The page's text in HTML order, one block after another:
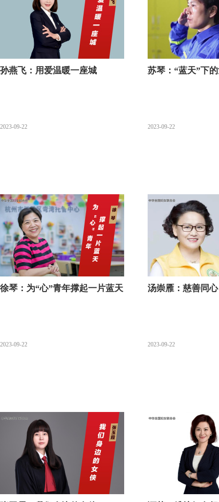
孙燕飞：用爱温暖一座城
2023-09-22
苏琴：“蓝天”下
2023-09-22
徐琴：为“心”青年撑起一片蓝天
2023-09-22
汤崇雁：慈善同
2023-09-22